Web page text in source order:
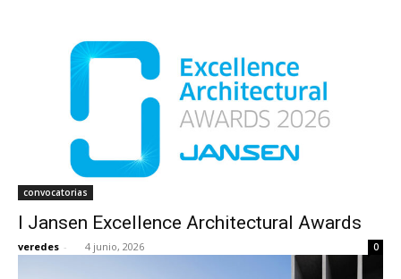
convocatorias
I Jansen Excellence Architectural Awards
veredes - 4 junio, 2026 0